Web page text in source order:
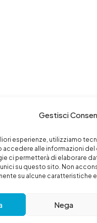
Gestisci
esperienze, utilizziamo
accedere alle informazioni
ci permetterà di elaborare
unici su questo sito. Non
su alcune caratteristiche
Nega